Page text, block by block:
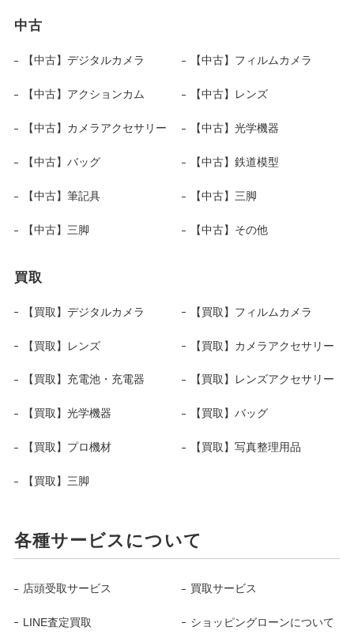
中古
【中古】デジタルカメラ 【中古】フィルムカメラ
【中古】アクションカム 【中古】レンズ
【中古】カメラアクセサリー 【中古】光学機器
【中古】バッグ 【中古】鉄道模型
【中古】筆記具 【中古】三脚
【中古】三脚 【中古】その他
買取
【買取】デジタルカメラ 【買取】フィルムカメラ
【買取】レンズ 【買取】カメラアクセサリー
【買取】充電池・充電器 【買取】レンズアクセサリー
【買取】光学機器 【買取】バッグ
【買取】プロ機材 【買取】写真整理用品
【買取】三脚
各種サービスについて
店頭受取サービス 買取サービス
LINE査定買取 ショッピングローンについて